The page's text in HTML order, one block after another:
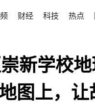
财经 科技 热点
新学校
图上，